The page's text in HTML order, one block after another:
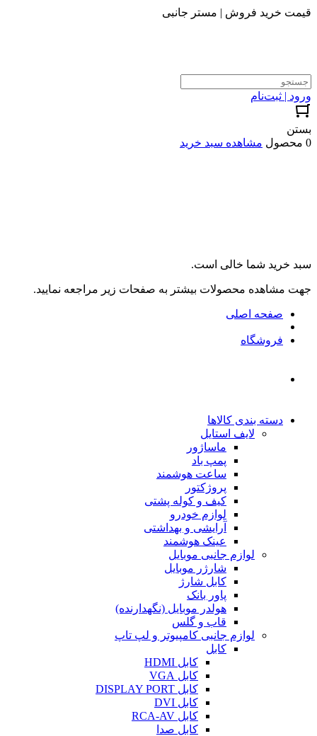
قیمت خرید فروش | مستر جانبی
ورود | ثبت‌نام
بستن
0 محصول
مشاهده سبد خرید
سبد خرید شما خالی است.
جهت مشاهده محصولات بیشتر به صفحات زیر مراجعه نمایید.
صفحه اصلی
فروشگاه
دسته بندی کالاها
لایف استایل
ماساژور
پمپ باد
ساعت هوشمند
پروژکتور
کیف و کوله پشتی
لوازم خودرو
آرایشی و بهداشتی
عینک هوشمند
لوازم جانبی موبایل
شارژر موبایل
کابل شارژ
پاور بانک
هولدر موبایل (نگهدارنده)
قاب و گلس
لوازم جانبی کامپیوتر و لپ تاپ
کابل
کابل HDMI
کابل VGA
کابل DISPLAY PORT
کابل DVI
کابل RCA-AV
کابل صدا